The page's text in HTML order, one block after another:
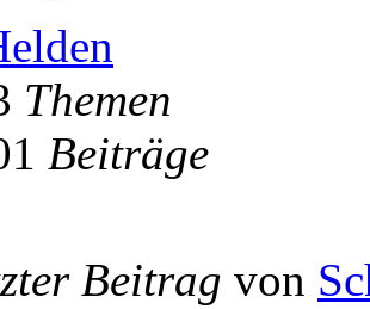
Themen
Beiträge
Beitrag von